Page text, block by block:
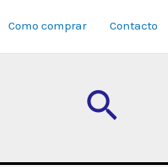
Como comprar Contacto